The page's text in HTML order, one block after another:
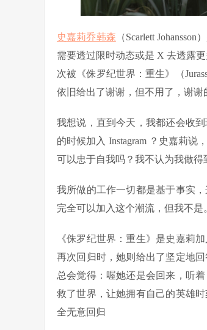
史嘉莉乔韩森 （Scarlett
需要透过限时动态或是 X 去透露
次被《侏罗纪世界：重生》（
依旧给出了谢谢，但不用了，谢谢
我想说，直到今天，我都还会收
的时候加入 Instagram ？史嘉莉
可以忠于自我吗？我不认为我做得
我所做的工作一切都是基于事实
完全可以加入这个潮流，但我不是
《侏罗纪世界：重生》是史嘉莉
再次回归时，她则给出了坚定地
总会觉得：喔她还是会回来，听
救了世界，让她拥有自己的英雄
全无意回归